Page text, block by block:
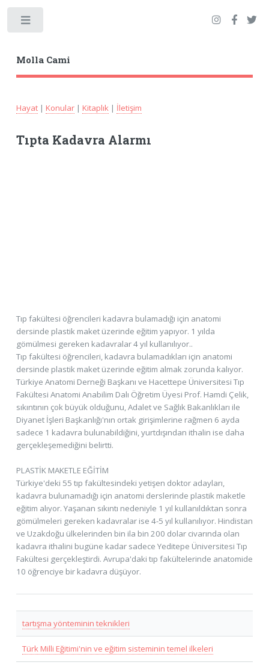
Molla Cami
Hayat| Konular| Kitaplık| İletişim
Tıpta Kadavra Alarmı
Tıp fakültesi öğrencileri kadavra bulamadığı için anatomi
dersinde plastik maket üzerinde eğitim yapıyor. 1 yılda
gömülmesi gereken kadavralar 4 yıl kullanılıyor..
Tıp fakültesi öğrencileri, kadavra bulamadıkları için anatomi
dersinde plastik maket üzerinde eğitim almak zorunda kalıyor.
Türkiye Anatomi Derneği Başkanı ve Hacettepe Üniversitesi Tıp
Fakültesi Anatomi Anabilim Dalı Öğretim Üyesi Prof. Hamdi Çelik,
sıkıntının çok büyük olduğunu, Adalet ve Sağlık Bakanlıkları ile
Diyanet İşleri Başkanlığı'nın ortak girişimlerine rağmen 6 ayda
sadece 1 kadavra bulunabildiğini, yurtdışından ithalin ise daha
gerçekleşemediğini belirtti.
PLASTİK MAKETLE EĞİTİM
Türkiye'deki 55 tıp fakültesindeki yetişen doktor adayları,
kadavra bulunamadığı için anatomi derslerinde plastik maketle
eğitim alıyor. Yaşanan sıkıntı nedeniyle 1 yıl kullanıldıktan sonra
gömülmeleri gereken kadavralar ise 4-5 yıl kullanılıyor. Hindistan
ve Uzakdoğu ülkelerinden bin ila bin 200 dolar civarında olan
kadavra ithalini bugüne kadar sadece Yeditepe Üniversitesi Tıp
Fakültesi gerçekleştirdi. Avrupa'daki tıp fakültelerinde anatomide
10 öğrenciye bir kadavra düşüyor.
tartışma yönteminin teknikleri
Türk Milli Eğitimi'nin ve eğitim sisteminin temel ilkeleri